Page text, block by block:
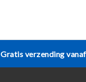
Gratis verzending